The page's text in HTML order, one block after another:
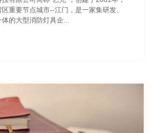
重要节点城市--江门，是一家集研发、
的大型消防灯具企...